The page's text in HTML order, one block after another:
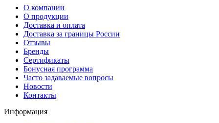
О компании
О продукции
Доставка и оплата
Доставка за границы России
Отзывы
Бренды
Сертификаты
Бонусная программа
Часто задаваемые вопросы
Новости
Контакты
Информация